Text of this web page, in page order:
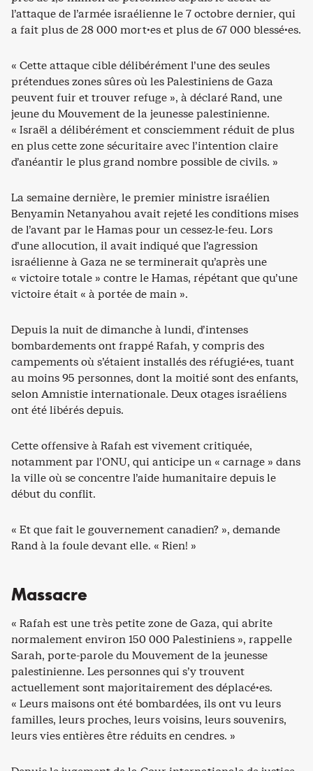
l’attaque de l’armée israélienne le 7 octobre dernier, qui
a fait plus de 28 000 mort·es et plus de 67 000 blessé·es.
« Cette attaque cible délibérément l’une des seules
prétendues zones sûres où les Palestiniens de Gaza
peuvent fuir et trouver refuge », à déclaré Rand, une
jeune du Mouvement de la jeunesse palestinienne.
« Israël a délibérément et consciemment réduit de plus
en plus cette zone sécuritaire avec l’intention claire
d’anéantir le plus grand nombre possible de civils. »
La semaine dernière, le premier ministre israélien
Benyamin Netanyahou avait rejeté les conditions mises
de l’avant par le Hamas pour un cessez-le-feu. Lors
d’une allocution, il avait indiqué que l’agression
israélienne à Gaza ne se terminerait qu’après une
« victoire totale » contre le Hamas, répétant que qu’une
victoire était « à portée de main ».
Depuis la nuit de dimanche à lundi, d’intenses
bombardements ont frappé Rafah, y compris des
campements où s’étaient installés des réfugié·es, tuant
au moins 95 personnes, dont la moitié sont des enfants,
selon Amnistie internationale. Deux otages israéliens
ont été libérés depuis.
Cette offensive à Rafah est vivement critiquée,
notamment par l’ONU, qui anticipe un « carnage » dans
la ville où se concentre l’aide humanitaire depuis le
début du conflit.
« Et que fait le gouvernement canadien? », demande
Rand à la foule devant elle. « Rien! »
Massacre
« Rafah est une très petite zone de Gaza, qui abrite
normalement environ 150 000 Palestiniens », rappelle
Sarah, porte-parole du Mouvement de la jeunesse
palestinienne. Les personnes qui s’y trouvent
actuellement sont majoritairement des déplacé·es.
« Leurs maisons ont été bombardées, ils ont vu leurs
familles, leurs proches, leurs voisins, leurs souvenirs,
leurs vies entières être réduits en cendres. »